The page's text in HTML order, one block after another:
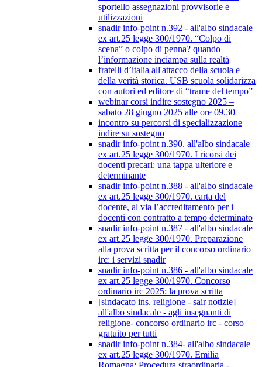
sportello assegnazioni provvisorie e
utilizzazioni
snadir info-point n.392 - all'albo sindacale
ex art.25 legge 300/1970. “Colpo di
scena” o colpo di penna? quando
l’informazione inciampa sulla realtà
fratelli d’italia all'attacco della scuola e
della verità storica. USB scuola solidarizza
con autori ed editore di “trame del tempo”
webinar corsi indire sostegno 2025 –
sabato 28 giugno 2025 alle ore 09.30
incontro su percorsi di specializzazione
indire su sostegno
snadir info-point n.390. all'albo sindacale
ex art.25 legge 300/1970. I ricorsi dei
docenti precari: una tappa ulteriore e
determinante
snadir info-point n.388 - all'albo sindacale
ex art.25 legge 300/1970. carta del
docente, al via l’accreditamento per i
docenti con contratto a tempo determinato
snadir info-point n.387 - all'albo sindacale
ex art.25 legge 300/1970. Preparazione
alla prova scritta per il concorso ordinario
irc: i servizi snadir
snadir info-point n.386 - all'albo sindacale
ex art.25 legge 300/1970. Concorso
ordinario irc 2025: la prova scritta
[sindacato ins. religione - sair notizie]
all'albo sindacale - agli insegnanti di
religione- concorso ordinario irc - corso
gratuito per tutti
snadir info-point n.384- all'albo sindacale
ex art.25 legge 300/1970. Emilia